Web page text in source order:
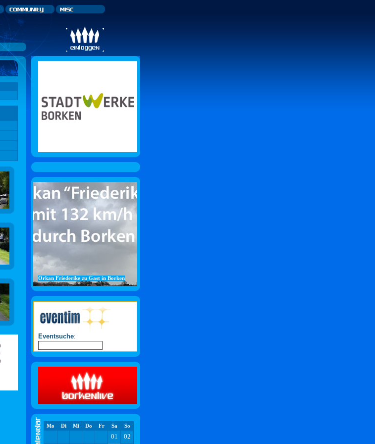
Orkan Friederike zu Gast in Borken
Eventsuche:
Mo Di Mi Do Fr Sa So
01 02